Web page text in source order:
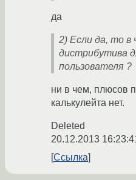
да
2) Если да, то в
дистрибутива
пользователя ?
ни в чем, плюсов
калькулейта нет.
Deleted
20.12.2013
Ссылка